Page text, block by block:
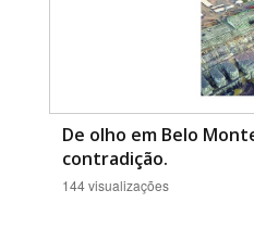
De olho em Belo
contradição.
144 visualizações